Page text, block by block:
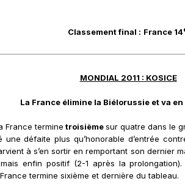
Classement final : France 14
MONDIAL 2011 : KOSICE
La France élimine la Biélorussie et va
France termine troisièmesur quatre dans le
une défaite plus qu’honorable d’entrée
à s’en sortir en remportant son dernier
enfin positif (2-1 après la
termine sixième et dernière du tableau.